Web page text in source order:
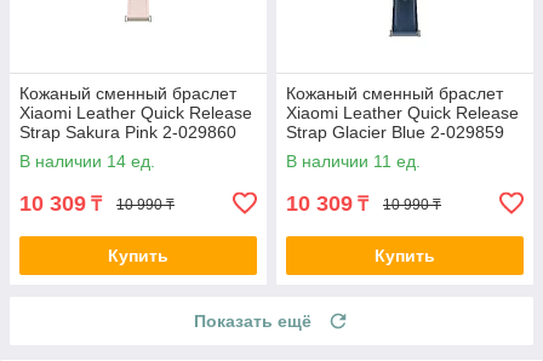
Кожаный сменный браслет
Xiaomi Leather Quick Release
Strap Sakura Pink 2-029860
M2415AS1
В наличии 14 ед.
10 309 ₸ 10 990 ₸
Купить
Кожаный сменный браслет
Xiaomi Leather Quick Release
Strap Glacier Blue 2-029859
M2415AS1
В наличии 11 ед.
10 309 ₸ 10 990 ₸
Купить
Показать ещё